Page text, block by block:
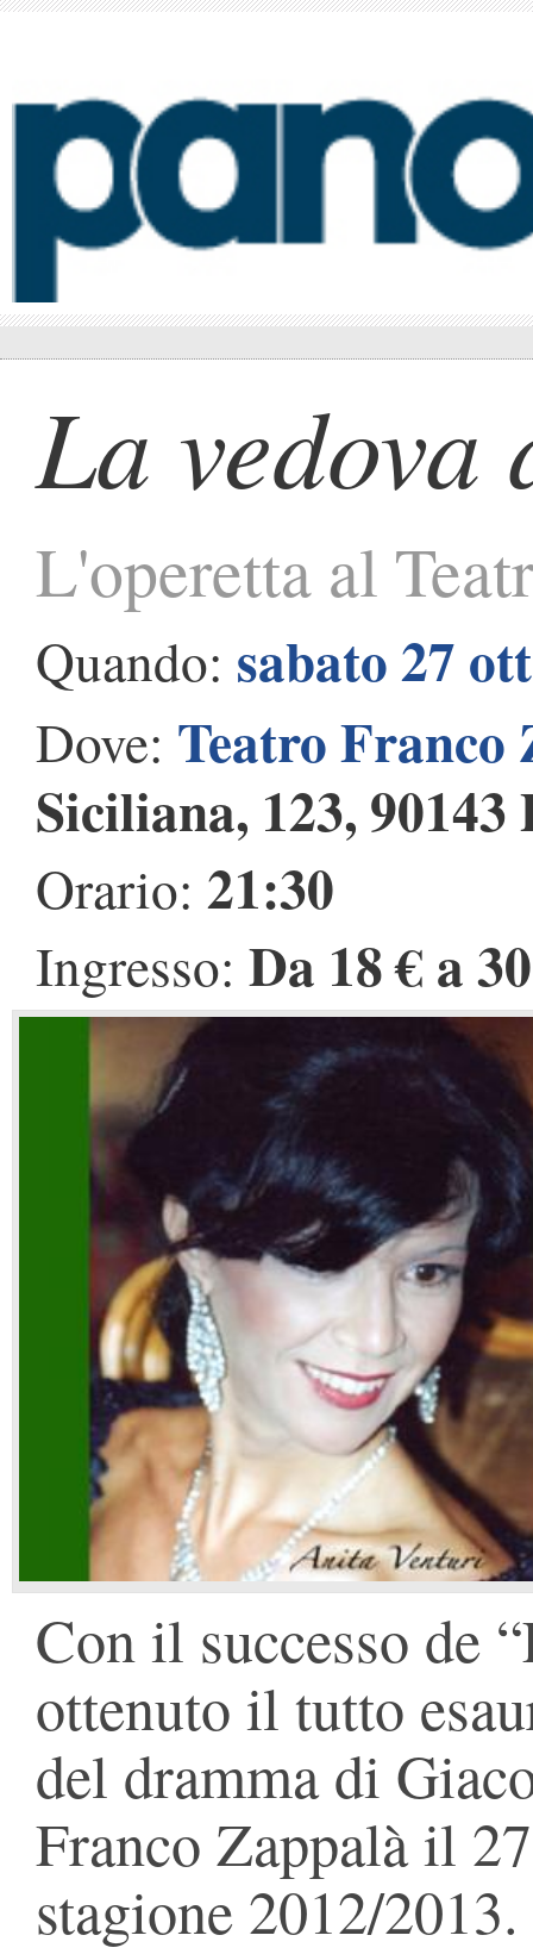
La vedova
L'operetta al
Quando: sabato 27
Dove: Teatro Franco
Siciliana, 123, 90143
Orario: 21:30
Ingresso: Da 18 € a
Con il successo de
ottenuto il tutto
del dramma di
Franco Zappalà il
stagione 2012/2013.